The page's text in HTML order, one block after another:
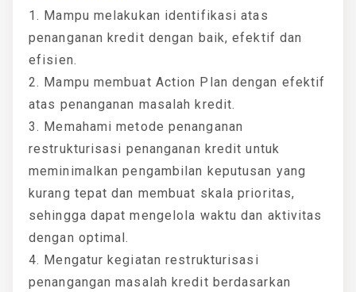
1. Mampu melakukan identifikasi atas
penanganan kredit dengan baik, efektif dan
efisien.
2. Mampu membuat Action Plan dengan efektif
atas penanganan masalah kredit.
3. Memahami metode penanganan
restrukturisasi penanganan kredit untuk
meminimalkan pengambilan keputusan yang
kurang tepat dan membuat skala prioritas,
sehingga dapat mengelola waktu dan aktivitas
dengan optimal.
4. Mengatur kegiatan restrukturisasi
penangangan masalah kredit berdasarkan